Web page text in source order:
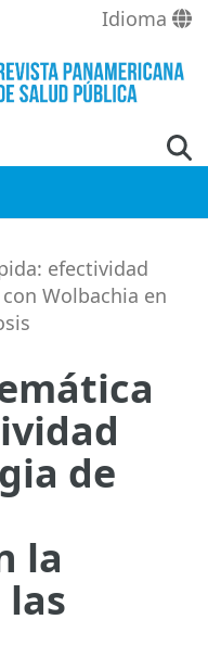
Idioma
efectividad
Wolbachia en
de
la